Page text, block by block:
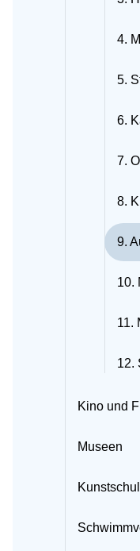
4.
5.
6.
7.
8.
9.
10.
11.
12.
Kino und
Museen